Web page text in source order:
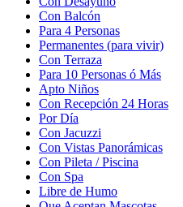
Con Balcón
Para 4 Personas
Permanentes (para vivir)
Con Terraza
Para 10 Personas ó Más
Apto Niños
Con Recepción 24 Horas
Por Día
Con Jacuzzi
Con Vistas Panorámicas
Con Pileta / Piscina
Con Spa
Libre de Humo